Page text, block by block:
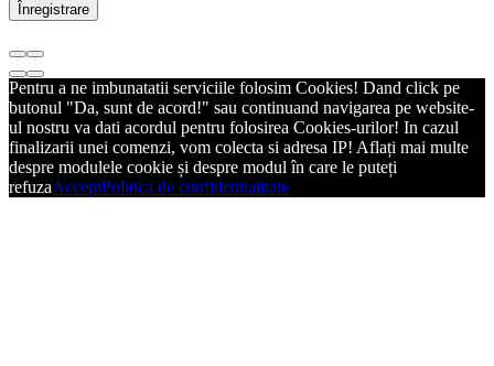
Înregistrare
Pentru a ne imbunatatii serviciile folosim Cookies! Dand click pe
butonul "Da, sunt de acord!" sau continuand navigarea pe website-
ul nostru va dati acordul pentru folosirea Cookies-urilor! In cazul
finalizarii unei comenzi, vom colecta si adresa IP! Aflați mai multe
despre modulele cookie și despre modul în care le puteți
refuzaAcceptPolitica de confidentialitate